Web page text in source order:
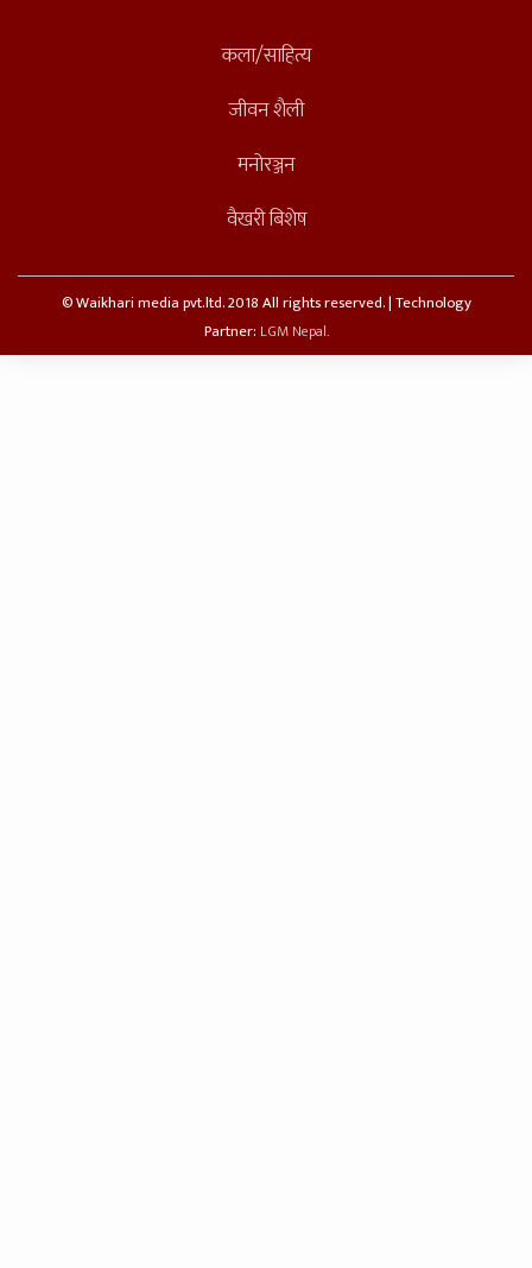
कला/साहित्य
जीवन शैली
मनोरञ्जन
वैखरी बिशेष
© Waikhari media pvt.ltd. 2018 All rights reserved. | Technology
Partner: LGM Nepal.